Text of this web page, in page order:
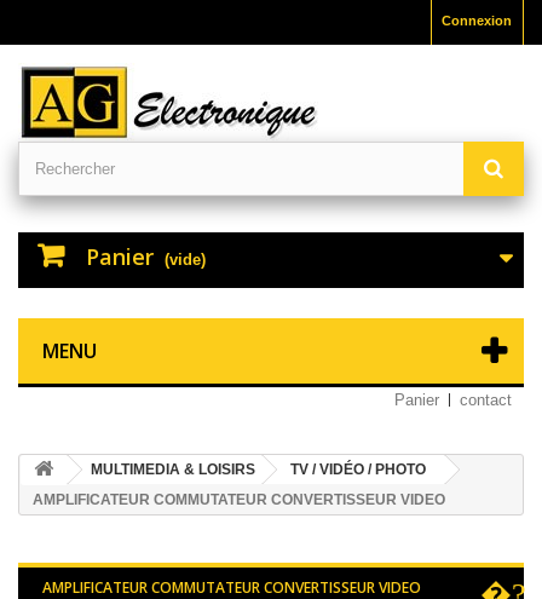
Connexion
Panier (vide)
MENU
Panier contact
MULTIMEDIA & LOISIRS
TV / VIDÉO / PHOTO
AMPLIFICATEUR COMMUTATEUR CONVERTISSEUR VIDEO
AMPLIFICATEUR COMMUTATEUR CONVERTISSEUR VIDEO